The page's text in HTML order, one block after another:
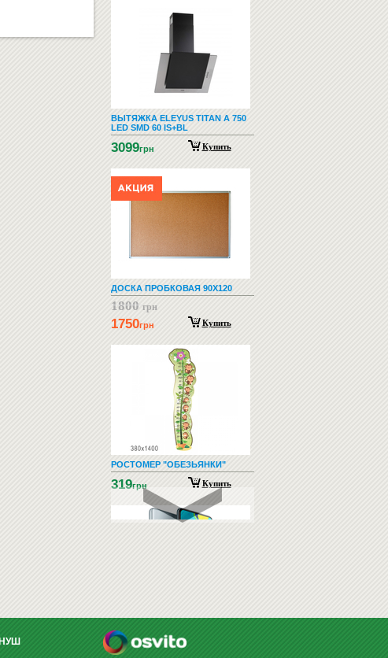
ВЫТЯЖКА ELEYUS TITAN A 750
LED SMD 60 IS+BL
3099грн Купить
ДОСКА ПРОБКОВАЯ 90Х120
1800 грн
1750грн Купить
РОСТОМЕР "ОБЕЗЬЯНКИ"
319грн Купить